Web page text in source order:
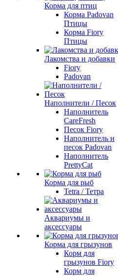
Корма для птиц
Корма Padovan
Птицы
Корма Fiory
Птицы
Лакомства и добавки
Fiory
Padovan
Наполнители / Песок
Наполнитель
CareFresh
Песок Fiory
Наполнитель и
песок Padovan
Наполнитель
PrettyCat
Корма для рыб
Tetra / Тетра
Аквариумы и
аксессуары
Корма для грызунов
Корм для
грызунов Fiory
Корм для